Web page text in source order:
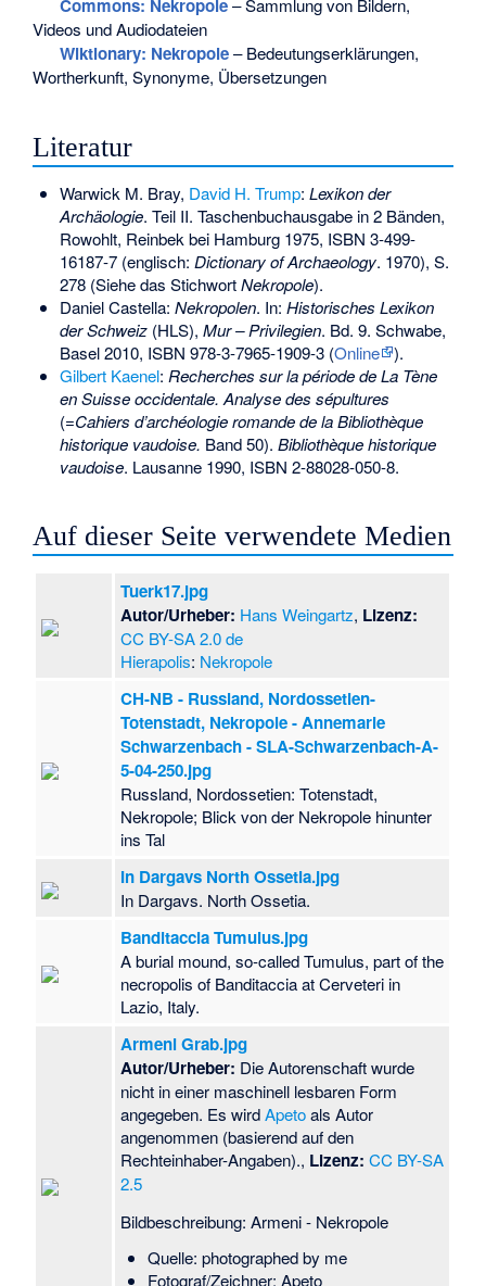
Commons: Nekropole
Videos und Audiodateien
Wiktionary: Nekropole– Bedeutungserklärungen,
Wortherkunft, Synonyme, Übersetzungen
Literatur
Warwick M. Bray, David H. Trump: Lexikon der
Archäologie. Teil II. Taschenbuchausgabe in 2 Bänden,
Rowohlt, Reinbek bei Hamburg 1975, ISBN 3-499-
16187-7(englisch: Dictionary of Archaeology. 1970), S.
278 (Siehe das StichwortNekropole).
Daniel Castella: Nekropolen. In: Historisches Lexikon
der Schweiz(HLS), Mur – Privilegien. Bd. 9. Schwabe,
Basel 2010, ISBN 978-3-7965-1909-3(Online
).
Gilbert Kaenel: Recherches sur la période de La Tène
en Suisse occidentale. Analyse des sépultures
(=Cahiers d’archéologie romande de la Bibliothèque
historique vaudoise. Band 50). Bibliothèque historique
vaudoise. Lausanne 1990, ISBN 2-88028-050-8.
Auf dieser Seite verwendete Medien
Tuerk17.jpg
Autor/Urheber: Hans Weingartz, Lizenz:
CC BY-SA 2.0 de
Hierapolis: Nekropole
CH-NB - Russland, Nordossetien-
Totenstadt, Nekropole - Annemarie
Schwarzenbach - SLA-Schwarzenbach-A-
5-04-250.jpg
Russland, Nordossetien: Totenstadt,
Nekropole; Blick von der Nekropole hinunter
ins Tal
In Dargavs North Ossetia.jpg
In Dargavs. North Ossetia.
Banditaccia Tumulus.jpg
A burial mound, so-called Tumulus, part of the
necropolis of Banditaccia at Cerveteri in
Lazio, Italy.
Armeni Grab.jpg
Autor/Urheber: Die Autorenschaft wurde
nicht in einer maschinell lesbaren Form
angegeben. Es wirdApetoals Autor
angenommen (basierend auf den
Rechteinhaber-Angaben)., Lizenz: CC BY-SA
2.5
Bildbeschreibung: Armeni - Nekropole
Quelle: photographed by me
Fotograf/Zeichner: Apeto